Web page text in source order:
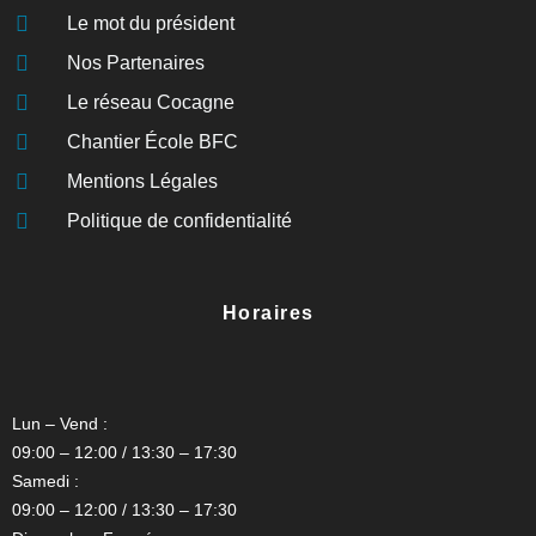
Le mot du président
Nos Partenaires
Le réseau Cocagne
Chantier École BFC
Mentions Légales
Politique de confidentialité
Horaires
Lun – Vend :
09:00 – 12:00 / 13:30 – 17:30
Samedi :
09:00 – 12:00 / 13:30 – 17:30